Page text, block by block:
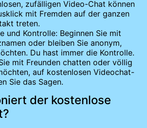
zufälligen Video-Chat können
mit Fremden auf der ganzen
treten.
und Kontrolle: Beginnen Sie mit
oder bleiben Sie anonym,
Du hast immer die Kontrolle.
mit Freunden chatten oder völlig
auf kostenlosen Videochat-
Sie das Sagen.
der kostenlose